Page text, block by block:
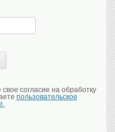
согласие на обработку
пользовательское